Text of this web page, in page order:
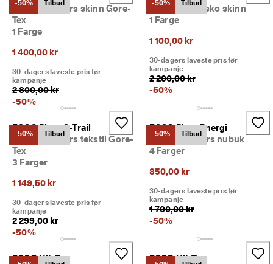
-50% Tilbud
Dame sneakers skinn Gore-
Tex
1 Farge
1 400,00 kr
30-dagers laveste pris før
kampanje
2 800,00 kr
-50%
-50% Tilbud
Dame friluftssko skinn
1 Farge
1 100,00 kr
30-dagers laveste pris før
kampanje
2 200,00 kr
-50%
-50% Tilbud
ECCO Biom C-Trail
Dame sneakers tekstil Gore-
Tex
3 Farger
1 149,50 kr
30-dagers laveste pris før
kampanje
2 299,00 kr
-50%
-50% Tilbud
ECCO Biom Energi
Dame sneakers nubuk
4 Farger
850,00 kr
30-dagers laveste pris før
kampanje
1 700,00 kr
-50%
ECCO Ult-Trn
ECCO Ult-Trn